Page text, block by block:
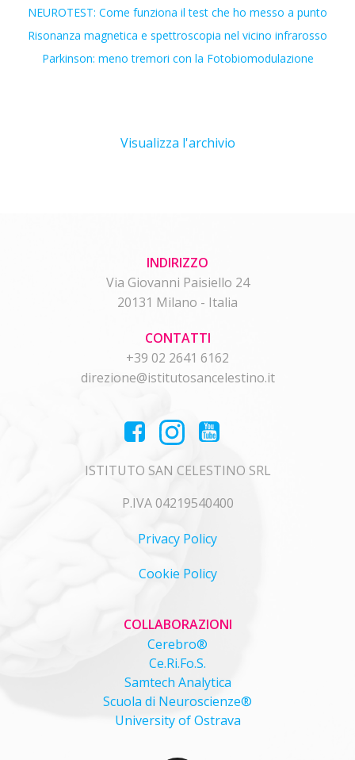
NEUROTEST: Come funziona il test che ho messo a punto
Risonanza magnetica e spettroscopia nel vicino infrarosso
Parkinson: meno tremori con la Fotobiomodulazione
Visualizza l'archivio
INDIRIZZO
Via Giovanni Paisiello 24
20131 Milano - Italia
CONTATTI
+39 02 2641 6162
direzione@istitutosancelestino.it
ISTITUTO SAN CELESTINO SRL
P.IVA 04219540400
Privacy Policy
Cookie Policy
COLLABORAZIONI
Cerebro®
Ce.Ri.Fo.S.
Samtech Analytica
Scuola di Neuroscienze®
University of Ostrava